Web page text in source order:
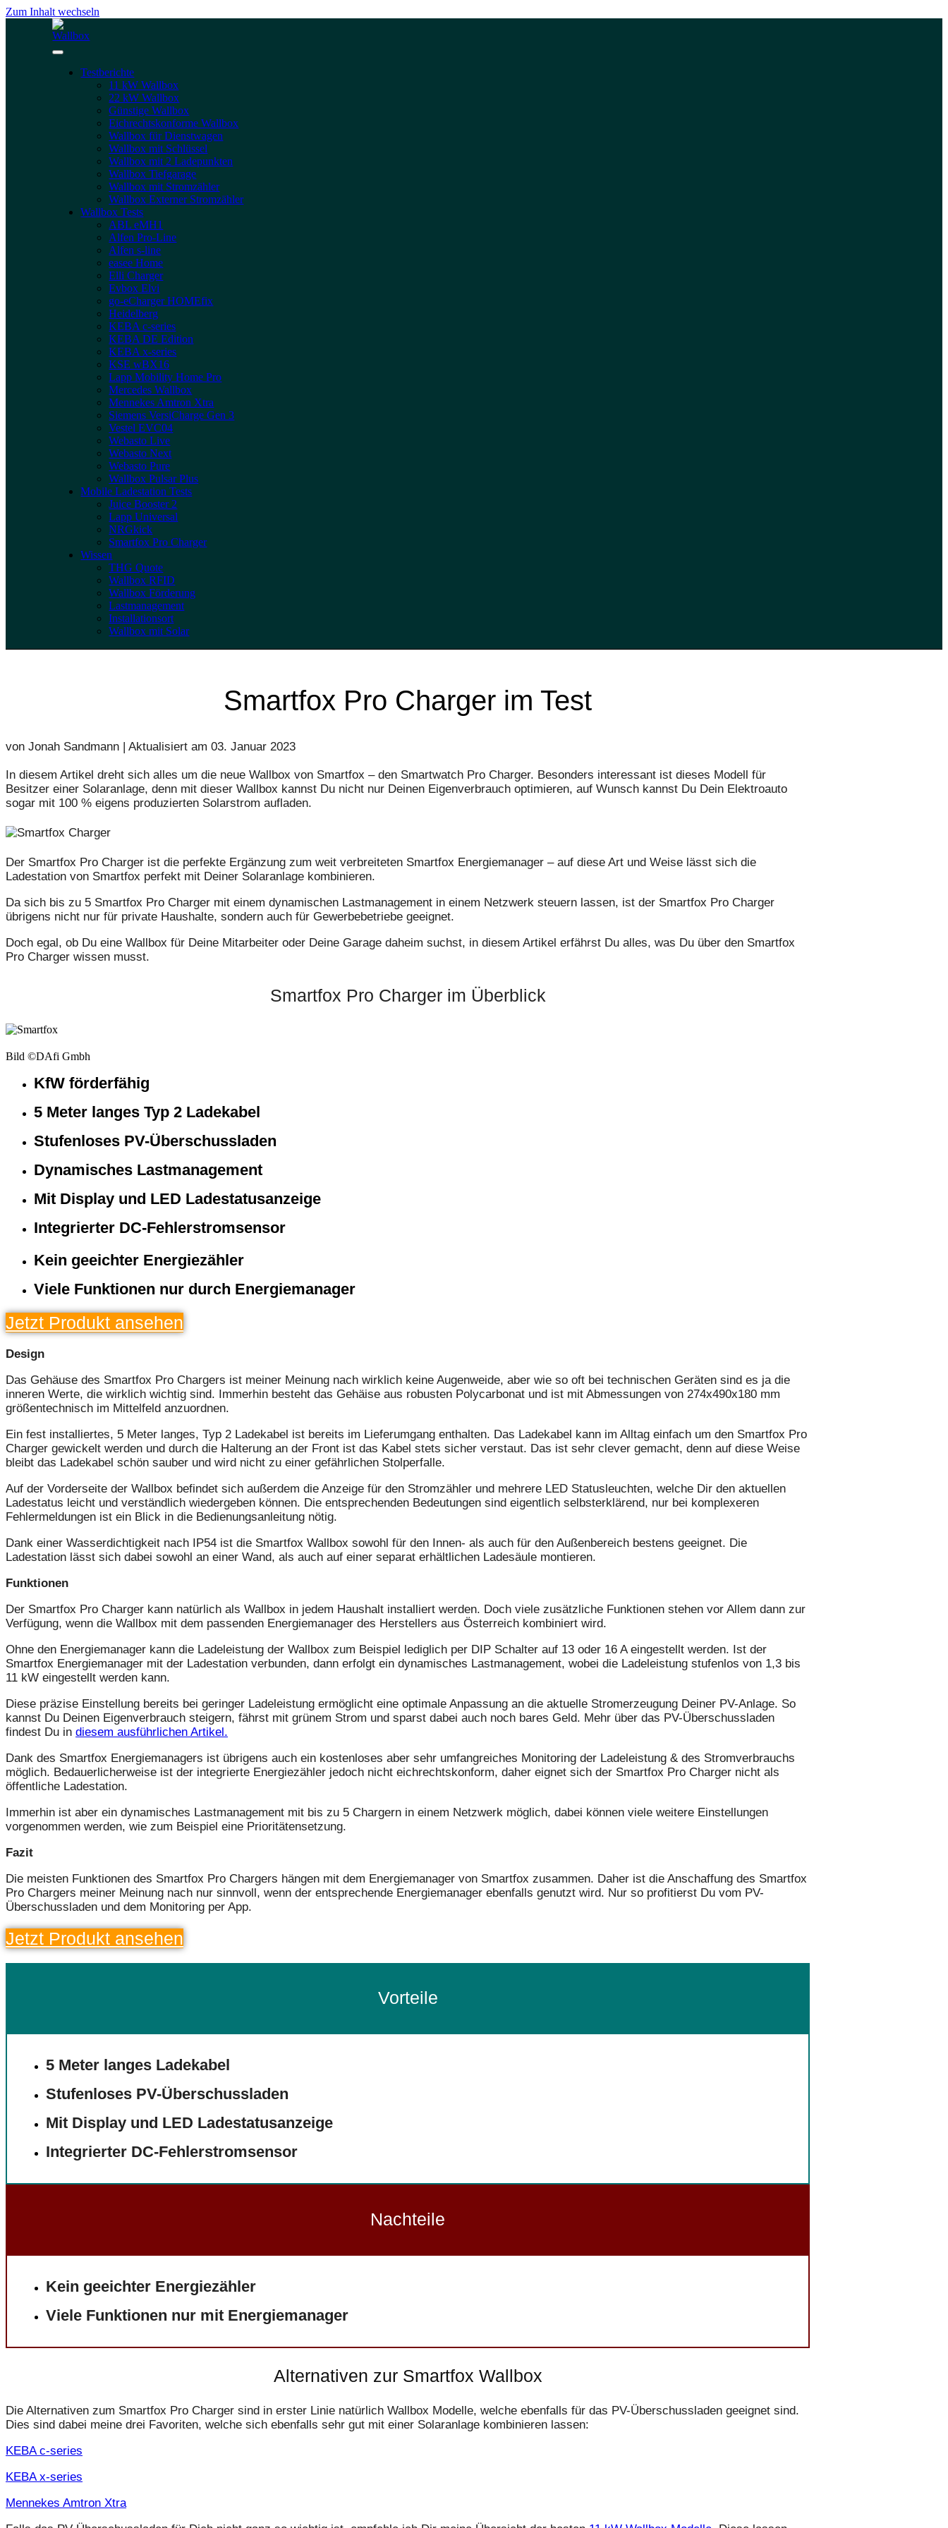
Zum Inhalt wechseln
Testberichte
11 kW Wallbox
22 kW Wallbox
Günstige Wallbox
Eichrechtskonforme Wallbox
Wallbox für Dienstwagen
Wallbox mit Schlüssel
Wallbox mit 2 Ladepunkten
Wallbox Tiefgarage
Wallbox mit Stromzähler
Wallbox Externer Stromzähler
Wallbox Tests
ABL eMH1
Alfen Pro-Line
Alfen s-line
easee Home
Elli Charger
Evbox Elvi
go-eCharger HOMEfix
Heidelberg
KEBA c-series
KEBA DE Edition
KEBA x-series
KSE wBX16
Lapp Mobility Home Pro
Mercedes Wallbox
Mennekes Amtron Xtra
Siemens VersiCharge Gen 3
Vestel EVC04
Webasto Live
Webasto Next
Webasto Pure
Wallbox Pulsar Plus
Mobile Ladestation Tests
Juice Booster 2
Lapp Universal
NRGkick
Smartfox Pro Charger
Wissen
THG Quote
Wallbox RFID
Wallbox Förderung
Lastmanagement
Installationsort
Wallbox mit Solar
Smartfox Pro Charger im Test
von Jonah Sandmann | Aktualisiert am 03. Januar 2023
In diesem Artikel dreht sich alles um die neue Wallbox von Smartfox – den Smartwatch Pro Charger. Besonders interessant ist dieses Modell für
Besitzer einer Solaranlage, denn mit dieser Wallbox kannst Du nicht nur Deinen Eigenverbrauch optimieren, auf Wunsch kannst Du Dein Elektroauto
sogar mit 100 % eigens produzierten Solarstrom aufladen.
Der Smartfox Pro Charger ist die perfekte Ergänzung zum weit verbreiteten Smartfox Energiemanager – auf diese Art und Weise lässt sich die
Ladestation von Smartfox perfekt mit Deiner Solaranlage kombinieren.
Da sich bis zu 5 Smartfox Pro Charger mit einem dynamischen Lastmanagement in einem Netzwerk steuern lassen, ist der Smartfox Pro Charger
übrigens nicht nur für private Haushalte, sondern auch für Gewerbebetriebe geeignet.
Doch egal, ob Du eine Wallbox für Deine Mitarbeiter oder Deine Garage daheim suchst, in diesem Artikel erfährst Du alles, was Du über den Smartfox
Pro Charger wissen musst.
Smartfox Pro Charger im Überblick
Bild ©️DAfi Gmbh
KfW förderfähig
5 Meter langes Typ 2 Ladekabel
Stufenloses PV-Überschussladen
Dynamisches Lastmanagement
Mit Display und LED Ladestatusanzeige
Integrierter DC-Fehlerstromsensor
Kein geeichter Energiezähler
Viele Funktionen nur durch Energiemanager
Jetzt Produkt ansehen
Design
Das Gehäuse des Smartfox Pro Chargers ist meiner Meinung nach wirklich keine Augenweide, aber wie so oft bei technischen Geräten sind es ja die
inneren Werte, die wirklich wichtig sind. Immerhin besteht das Gehäise aus robusten Polycarbonat und ist mit Abmessungen von 274x490x180 mm
größentechnisch im Mittelfeld anzuordnen.
Ein fest installiertes, 5 Meter langes, Typ 2 Ladekabel ist bereits im Lieferumgang enthalten. Das Ladekabel kann im Alltag einfach um den Smartfox Pro
Charger gewickelt werden und durch die Halterung an der Front ist das Kabel stets sicher verstaut. Das ist sehr clever gemacht, denn auf diese Weise
bleibt das Ladekabel schön sauber und wird nicht zu einer gefährlichen Stolperfalle.
Auf der Vorderseite der Wallbox befindet sich außerdem die Anzeige für den Stromzähler und mehrere LED Statusleuchten, welche Dir den aktuellen
Ladestatus leicht und verständlich wiedergeben können. Die entsprechenden Bedeutungen sind eigentlich selbsterklärend, nur bei komplexeren
Fehlermeldungen ist ein Blick in die Bedienungsanleitung nötig.
Dank einer Wasserdichtigkeit nach IP54 ist die Smartfox Wallbox sowohl für den Innen- als auch für den Außenbereich bestens geeignet. Die
Ladestation lässt sich dabei sowohl an einer Wand, als auch auf einer separat erhältlichen Ladesäule montieren.
Funktionen
Der Smartfox Pro Charger kann natürlich als Wallbox in jedem Haushalt installiert werden. Doch viele zusätzliche Funktionen stehen vor Allem dann zur
Verfügung, wenn die Wallbox mit dem passenden Energiemanager des Herstellers aus Österreich kombiniert wird.
Ohne den Energiemanager kann die Ladeleistung der Wallbox zum Beispiel lediglich per DIP Schalter auf 13 oder 16 A eingestellt werden. Ist der
Smartfox Energiemanager mit der Ladestation verbunden, dann erfolgt ein dynamisches Lastmanagement, wobei die Ladeleistung stufenlos von 1,3 bis
11 kW eingestellt werden kann.
Diese präzise Einstellung bereits bei geringer Ladeleistung ermöglicht eine optimale Anpassung an die aktuelle Stromerzeugung Deiner PV-Anlage. So
kannst Du Deinen Eigenverbrauch steigern, fährst mit grünem Strom und sparst dabei auch noch bares Geld. Mehr über das PV-Überschussladen
findest Du in diesem ausführlichen Artikel.
Dank des Smartfox Energiemanagers ist übrigens auch ein kostenloses aber sehr umfangreiches Monitoring der Ladeleistung & des Stromverbrauchs
möglich. Bedauerlicherweise ist der integrierte Energiezähler jedoch nicht eichrechtskonform, daher eignet sich der Smartfox Pro Charger nicht als
öffentliche Ladestation.
Immerhin ist aber ein dynamisches Lastmanagement mit bis zu 5 Chargern in einem Netzwerk möglich, dabei können viele weitere Einstellungen
vorgenommen werden, wie zum Beispiel eine Prioritätensetzung.
Fazit
Die meisten Funktionen des Smartfox Pro Chargers hängen mit dem Energiemanager von Smartfox zusammen. Daher ist die Anschaffung des Smartfox
Pro Chargers meiner Meinung nach nur sinnvoll, wenn der entsprechende Energiemanager ebenfalls genutzt wird. Nur so profitierst Du vom PV-
Überschussladen und dem Monitoring per App.
Jetzt Produkt ansehen
Vorteile
5 Meter langes Ladekabel
Stufenloses PV-Überschussladen
Mit Display und LED Ladestatusanzeige
Integrierter DC-Fehlerstromsensor
Nachteile
Kein geeichter Energiezähler
Viele Funktionen nur mit Energiemanager
Alternativen zur Smartfox Wallbox
Die Alternativen zum Smartfox Pro Charger sind in erster Linie natürlich Wallbox Modelle, welche ebenfalls für das PV-Überschussladen geeignet sind.
Dies sind dabei meine drei Favoriten, welche sich ebenfalls sehr gut mit einer Solaranlage kombinieren lassen:
KEBA c-series
KEBA x-series
Mennekes Amtron Xtra